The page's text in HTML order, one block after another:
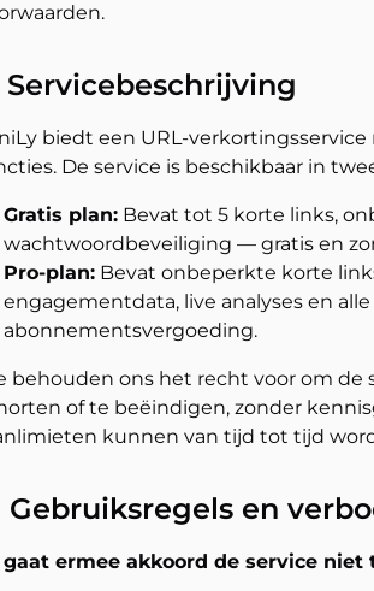
Servicebeschrijving
biedt een URL-
De service is beschikbaar in
Gratis plan: Bevat tot 5 korte links,
wachtwoordbeveiliging — gratis en
Pro-plan: Bevat onbeperkte korte
engagementdata, live analyses en
abonnementsvergoeding.
behouden ons het recht voor om de
of te beëindigen, zonder
kunnen van tijd tot tijd
Gebruiksregels en
gaat ermee akkoord de service niet